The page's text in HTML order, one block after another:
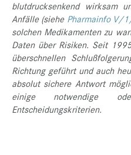
blutdrucksenkend wirksam
Anfälle (siehe Pharmainfo V/
solchen Medikamenten zu
Daten über Risiken. Seit
überschnellen
Richtung geführt und auch
absolut sichere Antwort
einige notwendige
Entscheidungskriterien.